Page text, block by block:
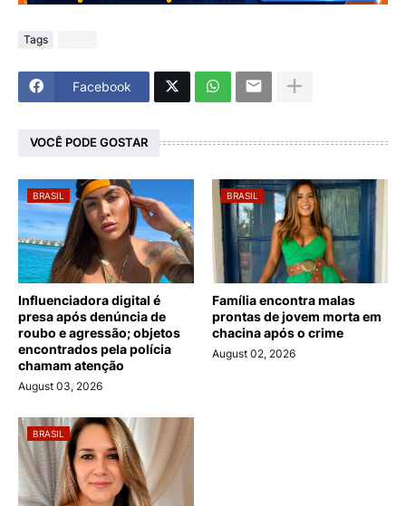
Tags
Facebook
VOCÊ PODE GOSTAR
BRASIL
Influenciadora digital é
presa após denúncia de
roubo e agressão; objetos
encontrados pela polícia
chamam atenção
August 03, 2026
BRASIL
Família encontra malas
prontas de jovem morta em
chacina após o crime
August 02, 2026
BRASIL